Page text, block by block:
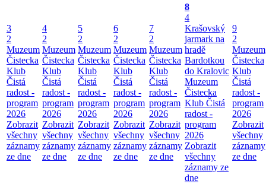
3
2
Muzeum
Čistecka
Klub
Čistá
radost -
program
2026
Zobrazit
všechny
záznamy
ze dne
4
2
Muzeum
Čistecka
Klub
Čistá
radost -
program
2026
Zobrazit
všechny
záznamy
ze dne
5
2
Muzeum
Čistecka
Klub
Čistá
radost -
program
2026
Zobrazit
všechny
záznamy
ze dne
6
2
Muzeum
Čistecka
Klub
Čistá
radost -
program
2026
Zobrazit
všechny
záznamy
ze dne
7
2
Muzeum
Čistecka
Klub
Čistá
radost -
program
2026
Zobrazit
všechny
záznamy
ze dne
8
4
Krašovský
jarmark na
hradě
Bardotkou
do Kralovic
Muzeum
Čistecka
Klub Čistá
radost -
program
2026
Zobrazit
všechny
záznamy ze
dne
9
2
Muzeum
Čistecka
Klub
Čistá
radost -
program
2026
Zobrazit
všechny
záznamy
ze dne